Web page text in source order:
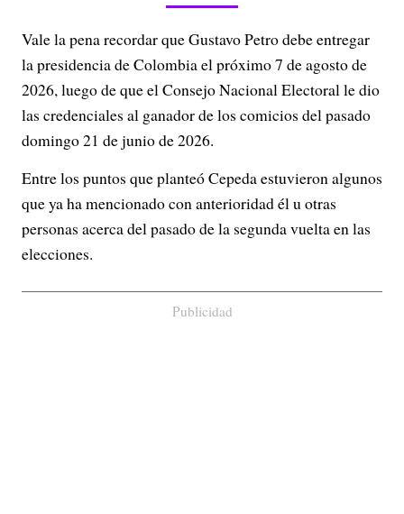
Vale la pena recordar que Gustavo Petro debe entregar
la presidencia de Colombia el próximo 7 de agosto de
2026, luego de que el Consejo Nacional Electoral le dio
las credenciales al ganador de los comicios del pasado
domingo 21 de junio de 2026.
Entre los puntos que planteó Cepeda estuvieron algunos
que ya ha mencionado con anterioridad él u otras
personas acerca del pasado de la segunda vuelta en las
elecciones.
Publicidad